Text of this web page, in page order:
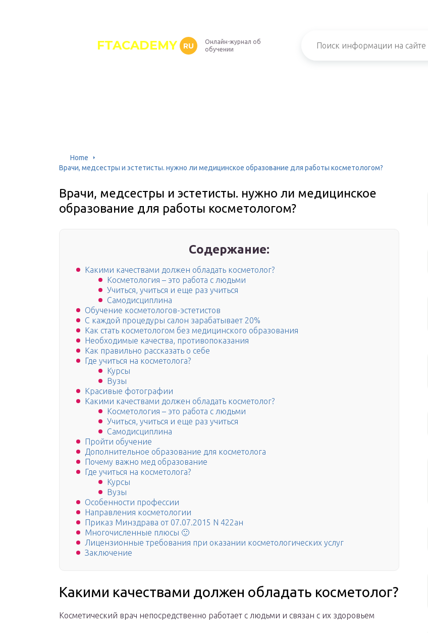
FTACADEMY RU
Онлайн-журнал об
обучении
Home
Врачи, медсестры и эстетисты. нужно ли медицинское образование для работы косметологом?
Врачи, медсестры и эстетисты. нужно ли медицинское
образование для работы косметологом?
Содержание:
Какими качествами должен обладать косметолог?
Косметология – это работа с людьми
Учиться, учиться и еще раз учиться
Самодисциплина
Обучение косметологов-эстетистов
С каждой процедуры салон зарабатывает 20%
Как стать косметологом без медицинского образования
Необходимые качества, противопоказания
Как правильно рассказать о себе
Где учиться на косметолога?
Курсы
Вузы
Красивые фотографии
Какими качествами должен обладать косметолог?
Косметология – это работа с людьми
Учиться, учиться и еще раз учиться
Самодисциплина
Пройти обучение
Дополнительное образование для косметолога
Почему важно мед образование
Где учиться на косметолога?
Курсы
Вузы
Особенности профессии
Направления косметологии
Приказ Минздрава от 07.07.2015 N 422ан
Многочисленные плюсы 🙂
Лицензионные требования при оказании косметологических услуг
Заключение
Какими качествами должен обладать косметолог?
Косметический врач непосредственно работает с людьми и связан с их здоровьем